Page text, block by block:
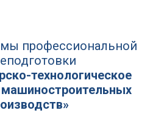
профессиональной
технологическое
машиностроительных